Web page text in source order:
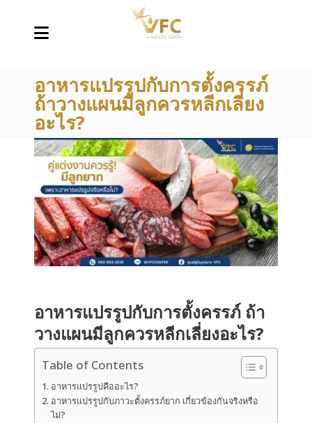
อาหารแปรรูปกับการตั้งครรภ์
ถ้าวางแผนมีลูกควรหลีกเลี่ยง
อะไร?
อาหารแปรรูปกับการตั้งครรภ์ ถ้า
วางแผนมีลูกควรหลีกเลี่ยงอะไร?
Table of Contents
อาหารแปรรูปคืออะไร?
อาหารแปรรูปกับภาวะตั้งครรภ์ยาก เกี่ยวข้องกันจริงหรือ
ไม่?